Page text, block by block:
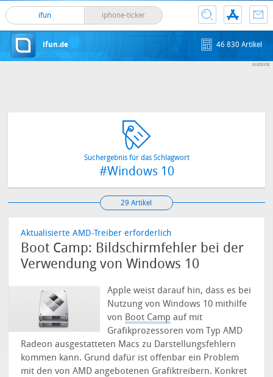
ifun iphone-ticker
ifun.de 46 830 Artikel
Suchergebnis für das Schlagwort
#Windows 10
29 Artikel
Aktualisierte AMD-Treiber erforderlich
Boot Camp: Bildschirmfehler bei der
Verwendung von Windows 10
Apple weist darauf hin, dass es bei
Nutzung von Windows 10 mithilfe
von Boot Camp auf mit
Grafikprozessoren vom Typ AMD
Radeon ausgestatteten Macs zu Darstellungsfehlern
kommen kann. Grund dafür ist offenbar ein Problem
mit den von AMD angebotenen Grafiktreibern. Konkret